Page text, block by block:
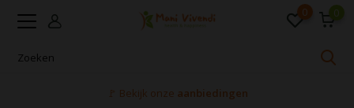
0 0
🚩 Bekijk onze aanbiedingen